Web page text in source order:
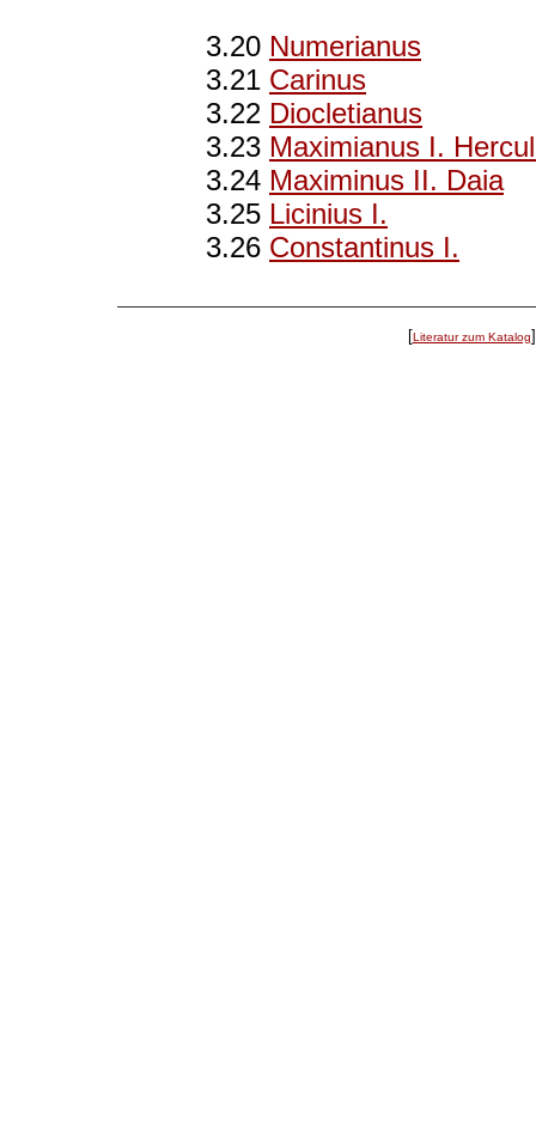
3.20 Numerianus
3.21 Carinus
3.22 Diocletianus
3.23 Maximianus I.
3.24 Maximinus II. Daia
3.25 Licinius I.
3.26 Constantinus I.
[Literatur zum Katalog